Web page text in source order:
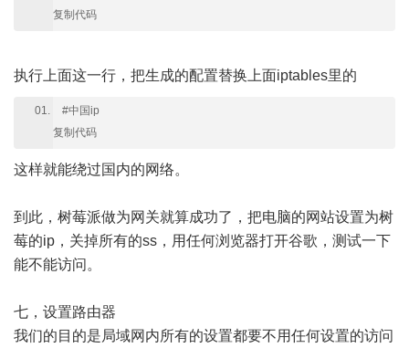
复制代码
执行上面这一行，把生成的配置替换上面iptables里的
#中国ip
复制代码
这样就能绕过国内的网络。
到此，树莓派做为网关就算成功了，把电脑的网站设置为树
莓的ip，关掉所有的ss，用任何浏览器打开谷歌，测试一下
能不能访问。
七，设置路由器
我们的目的是局域网内所有的设置都要不用任何设置的访问